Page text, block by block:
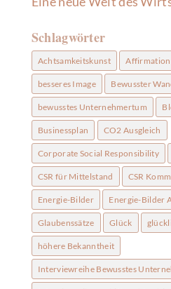
Schlagwörter
Achtsamkeitskunst Affirmation
besseres Image Bewusster
bewusstes Unternehmertum
Businessplan CO2 Ausgleich
Corporate Social Responsibility
CSR für Mittelstand CSR
Energie-Bilder Energie-Bilder
Glaubenssätze Glück
höhere Bekanntheit
Interviewreihe Bewusstes